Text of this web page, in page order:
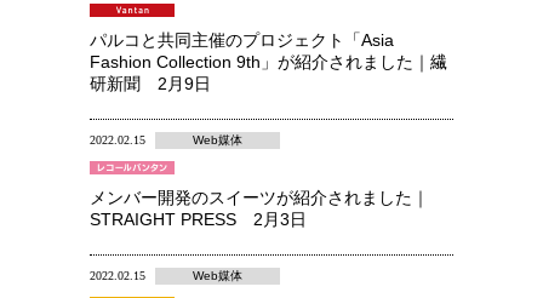
パルコと共同主催のプロジェクト「Asia
Fashion Collection 9th」が紹介されました｜繊
研新聞 2月9日
2022.02.15 Web媒体
メンバー開発のスイーツが紹介されました｜
STRAIGHT PRESS 2月3日
2022.02.15 Web媒体